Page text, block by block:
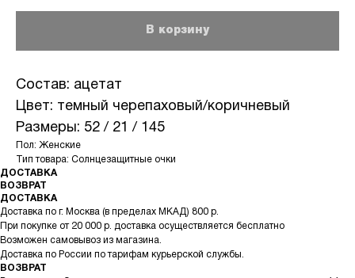
В корзину
Состав: ацетат
Цвет: темный черепаховый/коричневый
Размеры: 52 / 21 / 145
Пол: Женские
Тип товара: Солнцезащитные очки
ДОСТАВКА
ВОЗВРАТ
ДОСТАВКА
Доставка по г. Москва (в пределах МКАД) 800 р.
При покупке от 20 000 р. доставка осуществляется бесплатно
Возможен самовывоз из магазина.
Доставка по России по тарифам курьерской службы.
ВОЗВРАТ